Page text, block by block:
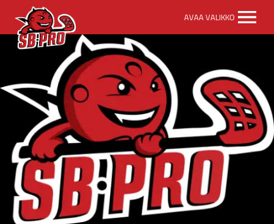
Pro
etusivulle
AVAA VALIKKO